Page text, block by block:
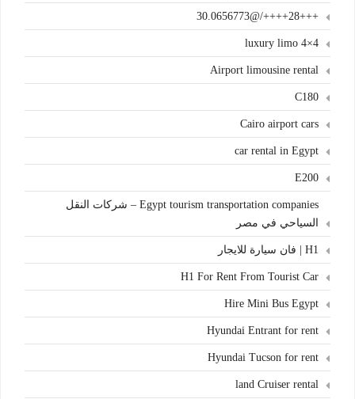
+++28++++/@30.0656773
4×4 luxury limo
Airport limousine rental
C180
Cairo airport cars
car rental in Egypt
E200
Egypt tourism transportation companies – شركات النقل
السياحي في مصر
H1 | فان سيارة للايجار
H1 For Rent From Tourist Car
Hire Mini Bus Egypt
Hyundai Entrant for rent
Hyundai Tucson for rent
land Cruiser rental